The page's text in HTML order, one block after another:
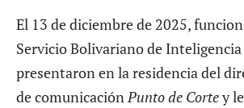
El 13 de diciembre de 2025,
Servicio Bolivariano de Inteligencia
presentaron en la residencia del
de comunicaciónPunto de Cortey